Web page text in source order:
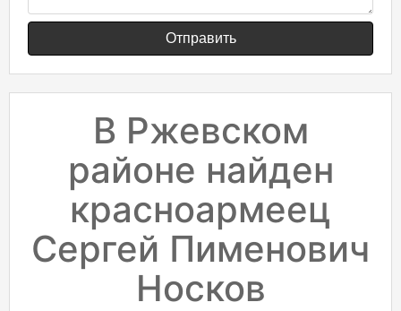
Отправить
В Ржевском
районе найден
красноармеец
Сергей Пименович
Носков